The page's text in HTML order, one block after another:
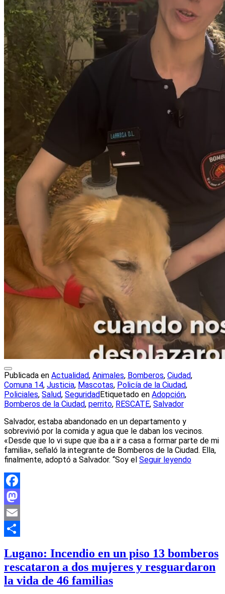
Publicada en Actualidad, Animales, Bomberos, Ciudad,
Comuna 14, Justicia, Mascotas, Policía de la Ciudad,
Policiales, Salud, SeguridadEtiquetado en Adopción,
Bomberos de la Ciudad, perrito, RESCATE, Salvador
Salvador, estaba abandonado en un departamento y
sobrevivió por la comida y agua que le daban los vecinos.
«Desde que lo vi supe que iba a ir a casa a formar parte de mi
familia», señaló la integrante de Bomberos de la Ciudad. Ella,
finalmente, adoptó a Salvador. “Soy el Seguir leyendo
Facebook
Mastodon
Email
Lugano: Incendio en un piso 13 bomberos
rescataron a dos mujeres y resguardaron
la vida de 46 familias